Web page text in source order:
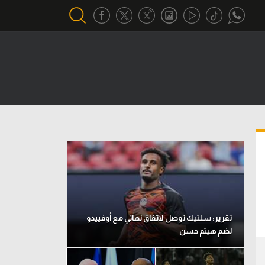
تحقيق في الجول
تقرير في الجول
تحليل في الجول
حكايات في الجول
كويز في الجول
فيديو في الجول
تقرير: سلتيك توصل لاتفاق نهائي مع أوفييدو
لضم هيثم حسن